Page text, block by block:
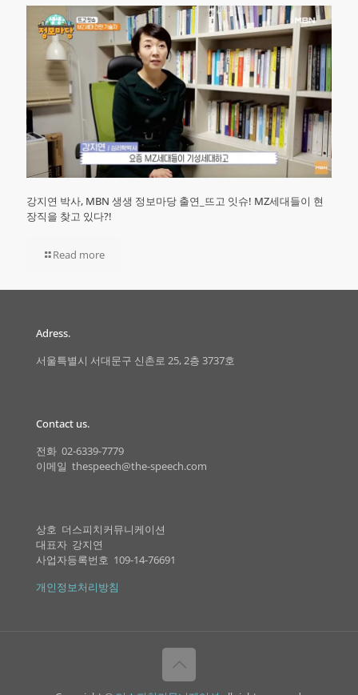
강지연 박사, MBN 생생 정보마당 출연_뜨고 잇슈! MZ세대들이 현
장직을 찾고 있다?!
Read more
Adress.
서울특별시 서대문구 신촌로 25, 2층 3737호
Contact us.
전화 02-6339-7779
이메일 thespeech@the-speech.com
상호 더스피치커뮤니케이션
대표자 강지연
사업자등록번호 109-14-76691
개인정보처리방침